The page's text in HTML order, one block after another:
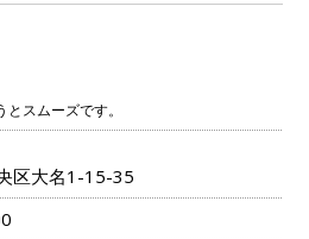
スムーズです。
区大名1-15-35